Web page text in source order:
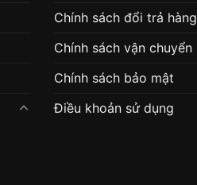
Chính sách đổi trả hàng
Chính sách vận chuyển
Chính sách bảo mật
Điều khoản sử dụng